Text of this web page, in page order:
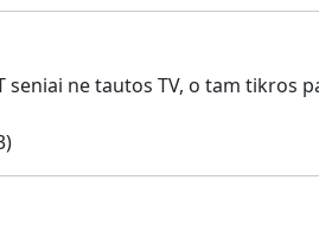
seniai ne tautos TV, o tam